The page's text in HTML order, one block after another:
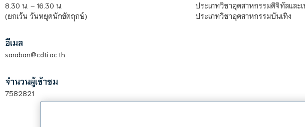
8.30 น. – 16.30 น.
(ยกเว้น วันหยุดนักขัตฤกษ์)
อีเมล
saraban@cdti.ac.th
จำนวนผู้เข้าชม
7582821
ประเภทวิชาอุตสาหกรรมดิจิทัลและ
ประเภทวิชาอุตสาหกรรมบันเทิง